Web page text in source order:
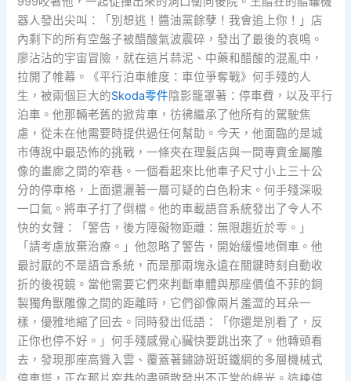
器人發出尖叫：「別想逃！醬油黨餘孽！我會追上你！」店
內剩下的所有空盤子被醋酸氣波震碎，發出了最後的哀鳴。
廖沾沾的宇宙冒險，就在這片蒜泥、中藥和醋酸的混亂中，
拉開了帷幕。《平行泊車維度：車位爭奪戰》何手殘的人
生，被兩個巨大的Skoda零件陰影籠罩著：停車費，以及平行
泊車。他那輛老舊的掀背車，彷彿繼承了他所有的駕駛焦
慮，從未在他需要時提供過任何幫助。今天，他面臨的是城
市傳說中最恐怖的挑戰，一條夾在理髮店與一間專賣金屬雕
像的畫廊之間的窄巷。一個看起來比他車子尺寸小上三十公
分的停車格，上面還灑著一層可疑的白色粉末。何手殘深吸
一口氣。將車子打了倒檔。他的車載語音系統發出了令人不
快的女聲：「警告，後方障礙物距離：無限趨近於零。」
「請考慮放棄治療。」他忽略了警告，開始緩慢地倒車。他
最討厭的不是語音系統，而是那兩塊永遠在關鍵時刻自動收
折的後視鏡。當他需要它們來判斷車體與那座價值不菲的銅
製獨角獸雕像之間的距離時，它們卻像兩片羞澀的耳朵一
樣，優雅地縮了回去。同時發出低語：「你還是別看了，反
正你也停不好。」何手殘感覺心臟快要跳出來了。他轉頭看
去，發現那座高聳入雲、覆蓋著鏽跡斑斑鐵網的多層機械式